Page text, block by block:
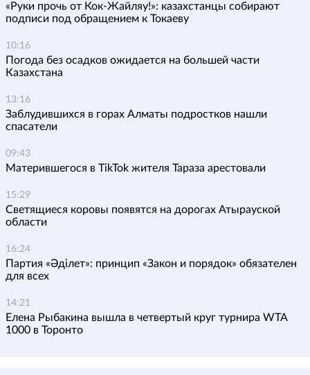
«Руки прочь от Кок-Жайляу!»: казахстанцы собирают
подписи под обращением к Токаеву
10:16
Погода без осадков ожидается на большей части
Казахстана
13:16
Заблудившихся в горах Алматы подростков нашли
спасатели
09:43
Матерившегося в TikTok жителя Тараза арестовали
15:29
Светящиеся коровы появятся на дорогах Атырауской
области
16:24
Партия «Әділет»: принцип «Закон и порядок» обязателен
для всех
14:21
Елена Рыбакина вышла в четвертый круг турнира WTA
1000 в Торонто